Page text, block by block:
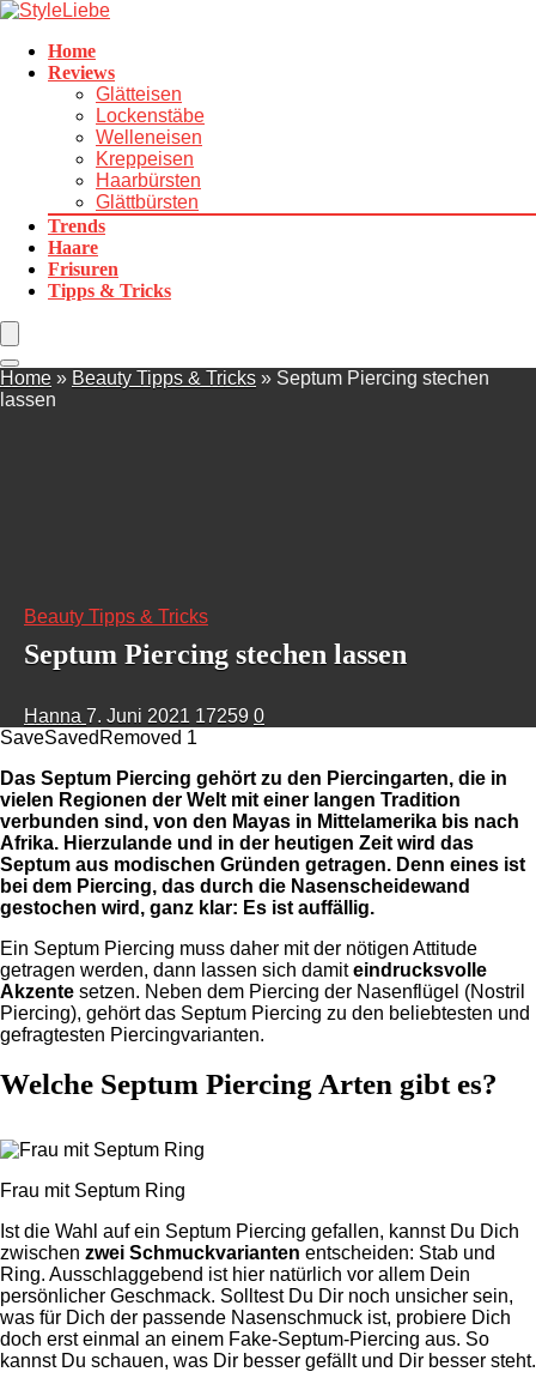
Home
Reviews
Glätteisen
Lockenstäbe
Welleneisen
Kreppeisen
Haarbürsten
Glättbürsten
Trends
Haare
Frisuren
Tipps & Tricks
Home » Beauty Tipps & Tricks » Septum Piercing stechen
lassen
Beauty Tipps & Tricks
Septum Piercing stechen lassen
Hanna 7. Juni 2021 17259 0
SaveSaved Removed 1
Das Septum Piercing gehört zu den Piercingarten, die in
vielen Regionen der Welt mit einer langen Tradition
verbunden sind, von den Mayas in Mittelamerika bis nach
Afrika. Hierzulande und in der heutigen Zeit wird das
Septum aus modischen Gründen getragen. Denn eines ist
bei dem Piercing, das durch die Nasenscheidewand
gestochen wird, ganz klar: Es ist auffällig.
Ein Septum Piercing muss daher mit der nötigen Attitude
getragen werden, dann lassen sich damiteindrucksvolle
Akzente setzen. Neben dem Piercing der Nasenflügel (Nostril
Piercing), gehört das Septum Piercing zu den beliebtesten und
gefragtesten Piercingvarianten.
Welche Septum Piercing Arten gibt es?
Frau mit Septum Ring
Ist die Wahl auf ein Septum Piercing gefallen, kannst Du Dich
zwischen zwei Schmuckvarianten entscheiden: Stab und
Ring. Ausschlaggebend ist hier natürlich vor allem Dein
persönlicher Geschmack. Solltest Du Dir noch unsicher sein,
was für Dich der passende Nasenschmuck ist, probiere Dich
doch erst einmal an einem Fake-Septum-Piercing aus. So
kannst Du schauen, was Dir besser gefällt und Dir besser steht.